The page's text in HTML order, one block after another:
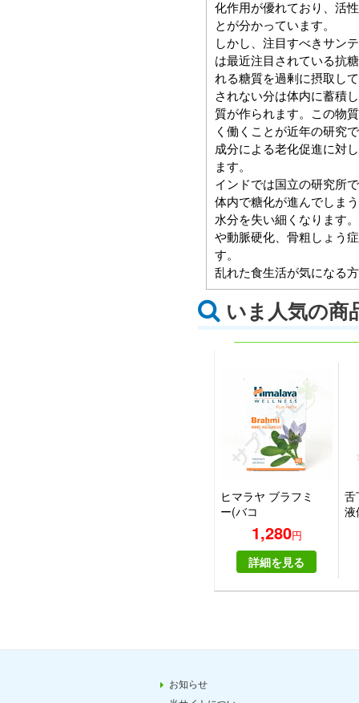
化作用が優れており、活
とが分かっています。
しかし、注目すべきサン
は最近注目されている抗
れる糖質を過剰に摂取し
されない分は体内に蓄積
質が作られます。この物
く働くことが近年の研究
成分による老化促進に対
ます。
インドでは国立の研究所
体内で糖化が進んでしま
水分を失い細くなります
や動脈硬化、骨粗しょう
す。
乱れた食生活が気になる
いま人気の商
ヒマラヤ ブラフミ
ー(バコ
パ)|HIMALAYA
BRAHMI1,280円
詳細を見る
舌
液
お知らせ